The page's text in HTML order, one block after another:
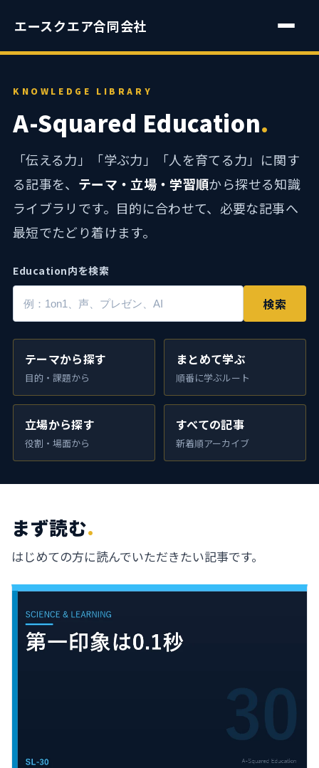
エースクエア合同会社
KNOWLEDGE LIBRARY
A-Squared Education.
「伝える力」「学ぶ力」「人を育てる力」に関す
る記事を、 テーマ・立場・学習順から探せる知識
ライブラリです。目的に合わせて、必要な記事へ
最短でたどり着けます。
Education内を検索
検索
テーマから探す
目的・課題から
まとめて学ぶ
順番に学ぶルート
立場から探す
役割・場面から
すべての記事
新着順アーカイブ
まず読む.
はじめての方に読んでいただきたい記事です。